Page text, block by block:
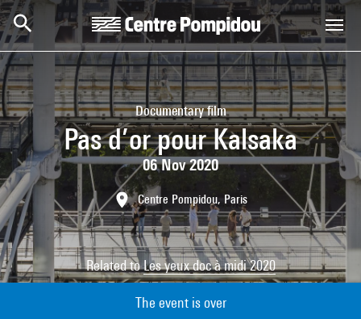
Skip to main content
Centre Pompidou
Documentary film
Pas d’or pour Kalsaka
06 Nov 2020
Centre Pompidou, Paris
Related toLes yeux doc à midi 2020
The event is over